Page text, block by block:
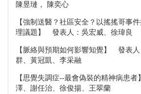
陳昱璉， 陳奕心
【強制送醫？社區安全？以搖搖哥事
理議題】 發表人：吳宏威、徐瑋良
【脈絡與預期如何影響知覺】 發表
群、黃冠凱、李采融
【思覺失調症--最會偽裝的精神病患
澤、謝任治、徐俊揚、王翠蘭